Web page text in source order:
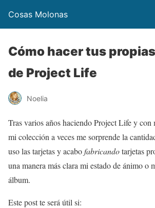
Cosas Molonas
Cómo hacer tus
de Project Life
Noelia
Tras varios años haciendo Project Life y con
mi colección a veces me sorprende la
uso las tarjetas y acabofabricandotarjetas
una manera más clara mi estado de ánimo o
álbum.
Este post te será útil si: